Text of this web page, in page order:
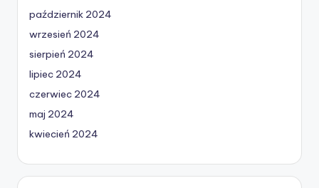
październik 2024
wrzesień 2024
sierpień 2024
lipiec 2024
czerwiec 2024
maj 2024
kwiecień 2024